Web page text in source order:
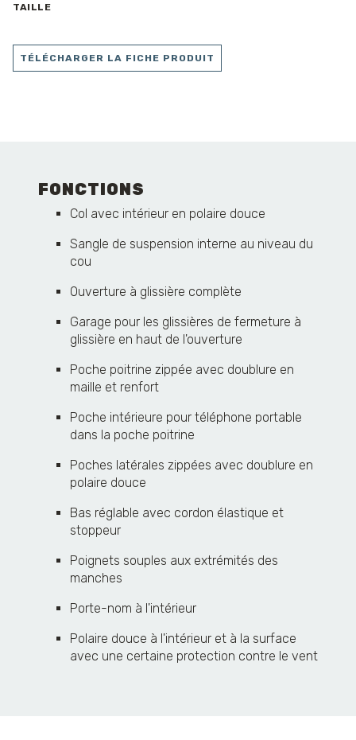
TAILLE
TÉLÉCHARGER LA FICHE PRODUIT
FONCTIONS
Col avec intérieur en polaire douce
Sangle de suspension interne au niveau du
cou
Ouverture à glissière complète
Garage pour les glissières de fermeture à
glissière en haut de l'ouverture
Poche poitrine zippée avec doublure en
maille et renfort
Poche intérieure pour téléphone portable
dans la poche poitrine
Poches latérales zippées avec doublure en
polaire douce
Bas réglable avec cordon élastique et
stoppeur
Poignets souples aux extrémités des
manches
Porte-nom à l'intérieur
Polaire douce à l'intérieur et à la surface
avec une certaine protection contre le vent